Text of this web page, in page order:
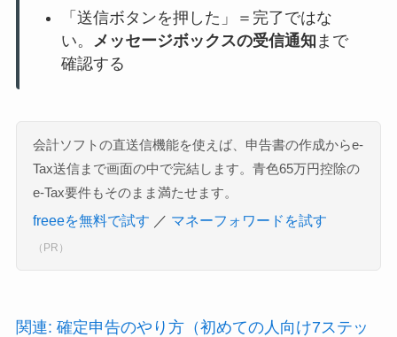
「送信ボタンを押した」＝完了ではな
い。
メッセージボックスの受信通知 まで
確認する
会計ソフトの直送信機能を使えば、申告書の作成からe-
Tax送信まで画面の中で完結します。青色65万円控除の
e-Tax要件もそのまま満たせます。
freeeを無料で試す ／ マネーフォワードを試す
（PR）
関連: 確定申告のやり方（初めての人向け7ステッ